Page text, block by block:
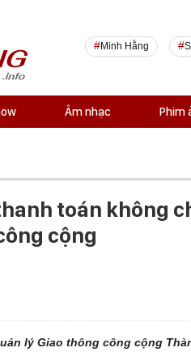
Minh Hằng
Âm nhạc Phim
toán không
cộng
lý Giao thông công cộng